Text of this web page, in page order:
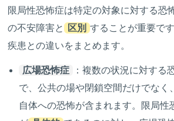
限局性恐怖症は特定の対象に対する恐
の不安障害と 区別 することが重要で
疾患との違いをまとめます。
広場恐怖症
：複数の状況に対する
で、公共の場や閉鎖空間だけでなく
自体への恐怖が含まれます。限局性